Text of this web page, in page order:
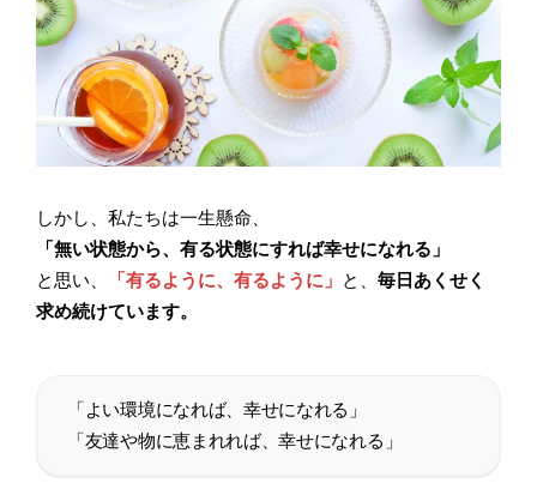
しかし、私たちは一生懸命、
「無い状態から、有る状態にすれば幸せになれる」
と思い、
「有るように、有るように」 と、 毎日あくせく
求め続けています。
「よい環境になれば、幸せになれる」
「友達や物に恵まれれば、幸せになれる」